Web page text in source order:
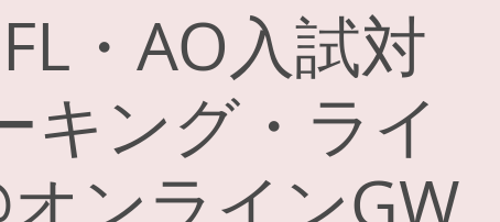
・AO入試対
キング・ライ
ンラインGW